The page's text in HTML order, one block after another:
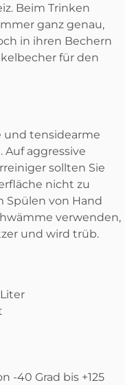
Beim Trinken
ganz genau,
in ihren Bechern
für den
und tensidearme
aggressive
sollten Sie
nicht zu
Spülen von Hand
verwenden,
und wird trüb.
-40 Grad bis +125